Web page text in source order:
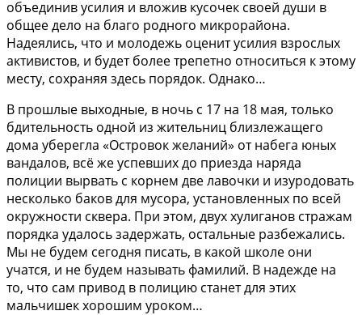
объединив усилия и вложив кусочек своей души в
общее дело на благо родного микрорайона.
Надеялись, что и молодежь оценит усилия взрослых
активистов, и будет более трепетно относиться к этому
месту, сохраняя здесь порядок. Однако…
В прошлые выходные, в ночь с 17 на 18 мая, только
бдительность одной из жительниц близлежащего
дома уберегла «Островок желаний» от набега юных
вандалов, всё же успевших до приезда наряда
полиции вырвать с корнем две лавочки и изуродовать
несколько баков для мусора, установленных по всей
окружности сквера. При этом, двух хулиганов стражам
порядка удалось задержать, остальные разбежались.
Мы не будем сегодня писать, в какой школе они
учатся, и не будем называть фамилий. В надежде на
то, что сам привод в полицию станет для этих
мальчишек хорошим уроком…